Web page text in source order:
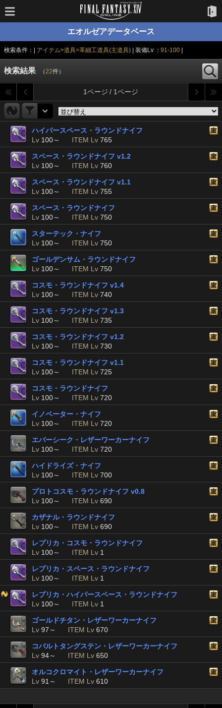
エオルゼアデータベース
検索条件：| アイテム>道具>革細工道具(主道具) | 装備Lv ：91-100
検索結果 （22件）
1ページ / 1ページ
ハイパースペース・ラウンドナイフ
Lv 100～ ITEM Lv 765
スペース・ラウンドナイフ v1.2
Lv 100～ ITEM Lv 760
スペース・ラウンドナイフ v1.1
Lv 100～ ITEM Lv 755
スペース・ラウンドナイフ
Lv 100～ ITEM Lv 750
スターテック・ナイフ
Lv 100～ ITEM Lv 750
ゴールデンサム・ラウンドナイフ
Lv 100～ ITEM Lv 750
コスモ・ラウンドナイフ v1.4
Lv 100～ ITEM Lv 740
コスモ・ラウンドナイフ v1.3
Lv 100～ ITEM Lv 735
コスモ・ラウンドナイフ v1.2
Lv 100～ ITEM Lv 730
コスモ・ラウンドナイフ v1.1
Lv 100～ ITEM Lv 725
コスモ・ラウンドナイフ
Lv 100～ ITEM Lv 720
イノベーター・ナイフ
Lv 100～ ITEM Lv 720
エバーシーク・レザーワーカーナイフ
Lv 100～ ITEM Lv 720
ハイドライズ・ナイフ
Lv 100～ ITEM Lv 700
プロトコスモ・ラウンドナイフ v0.8
Lv 100～ ITEM Lv 690
カザナル・ラウンドナイフ
Lv 100～ ITEM Lv 690
レプリカ・コスモ・ラウンドナイフ
Lv 100～ ITEM Lv 1
レプリカ・スペース・ラウンドナイフ
Lv 100～ ITEM Lv 1
レプリカ・ハイパースペース・ラウンドナイフ
Lv 100～ ITEM Lv 1
ゴールドチタン・レザーワーカーナイフ
Lv 97～ ITEM Lv 670
コバルトタングステン・レザーワーカーナイフ
Lv 94～ ITEM Lv 650
オルコクロマイト・レザーワーカーナイフ
Lv 91～ ITEM Lv 610